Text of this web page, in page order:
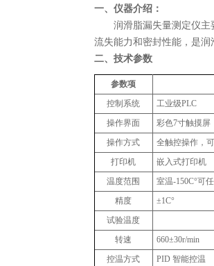
一、 仪器介绍：
润滑脂漏失量测定仪
流失能力和密封性能，是
二、技术参数
参数项
控制系统
工业级PLC
操作界面
彩色7寸触摸屏
操作方式
全触控操作，
打印机
嵌入式打印机
温度范围
室温-150C°可
精度
±1C°
试验温度
转速
660±30r/min
控温方式‌
PID 智能控温